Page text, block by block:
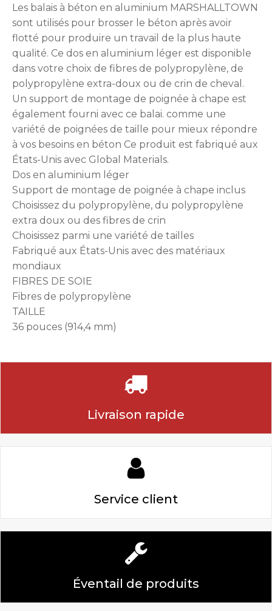
Les balais à béton en aluminium MARSHALLTOWN
sont utilisés pour brosser le béton après avoir
flotté pour produire un travail de la plus haute
qualité. Ce dos en aluminium léger est disponible
dans votre choix de fibres de polypropylène, de
polypropylène extra-doux ou de crin de cheval.
Un support de montage de poignée à chape est
également fourni avec ce balai. comme une
variété de poignées de taille pour mieux répondre
à vos besoins en béton Ce produit est fabriqué aux
États-Unis avec Global Materials.
Dos en aluminium léger
Support de montage de poignée à chape inclus
Choisissez du polypropylène, du polypropylène
extra doux ou des fibres de crin
Choisissez parmi une variété de tailles
Fabriqué aux États-Unis avec des matériaux
mondiaux
FIBRES DE SOIE
Fibres de polypropylène
TAILLE
36 pouces (914,4 mm)
Livraison rapide
Service client
Éventail de produits